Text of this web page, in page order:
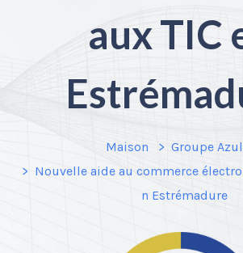
aux TIC
Maison
Groupe
Nouvelle aide au commerce
n Estrémadure